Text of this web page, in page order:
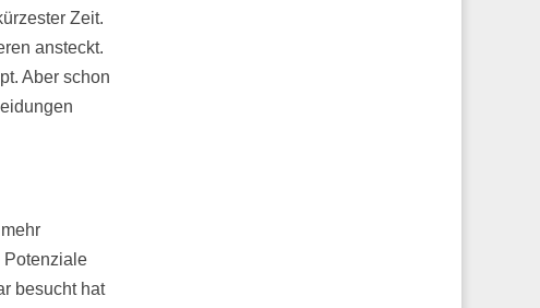
Zeit.
ansteckt.
Aber schon
Potenziale
besucht hat